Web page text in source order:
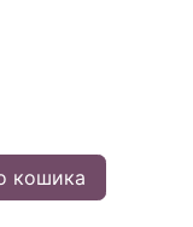
кошика